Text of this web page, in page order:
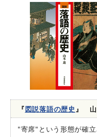
『図説落語の歴史 』
"寄席"という形態が確